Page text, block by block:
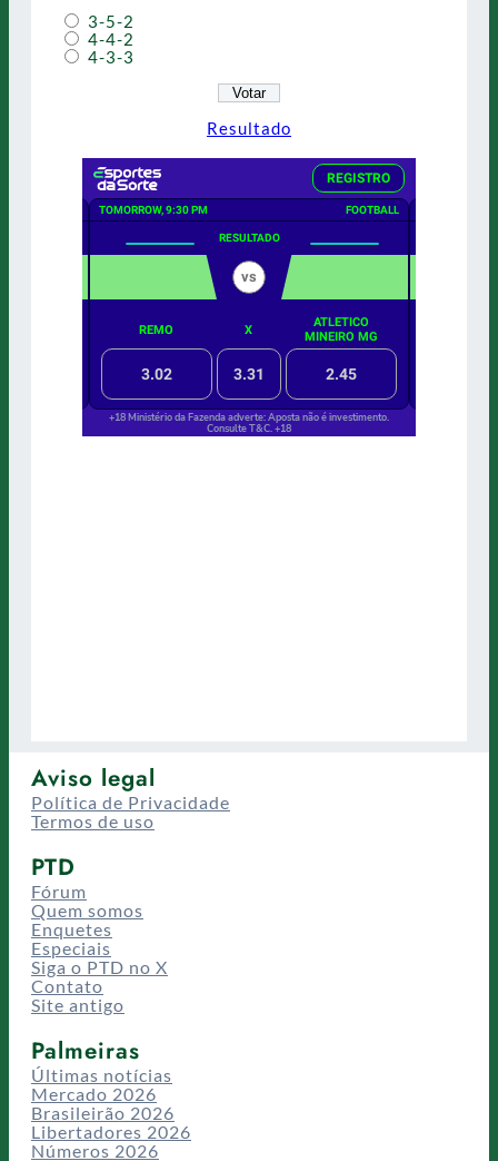
3-5-2
4-4-2
4-3-3
Resultado
Aviso legal
Política de Privacidade
Termos de uso
PTD
Fórum
Quem somos
Enquetes
Especiais
Siga o PTD no X
Contato
Site antigo
Palmeiras
Últimas notícias
Mercado 2026
Brasileirão 2026
Libertadores 2026
Números 2026